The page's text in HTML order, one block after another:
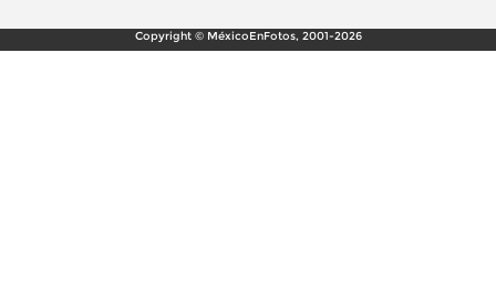
Copyright © MéxicoEnFotos, 2001-2026